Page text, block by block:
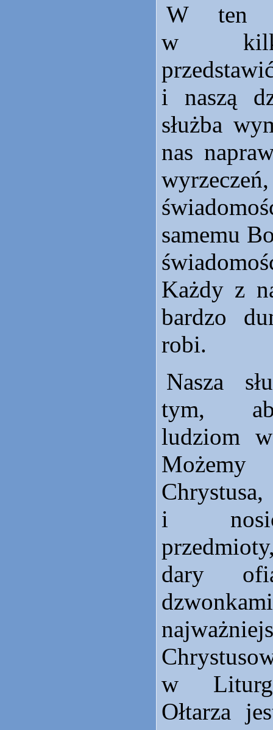
W ten
w
i naszą
służba
nas
samemu
Każdy z
bardzo
robi.
Nasza
tym,
ludziom
i
dary
w
Ołtarza